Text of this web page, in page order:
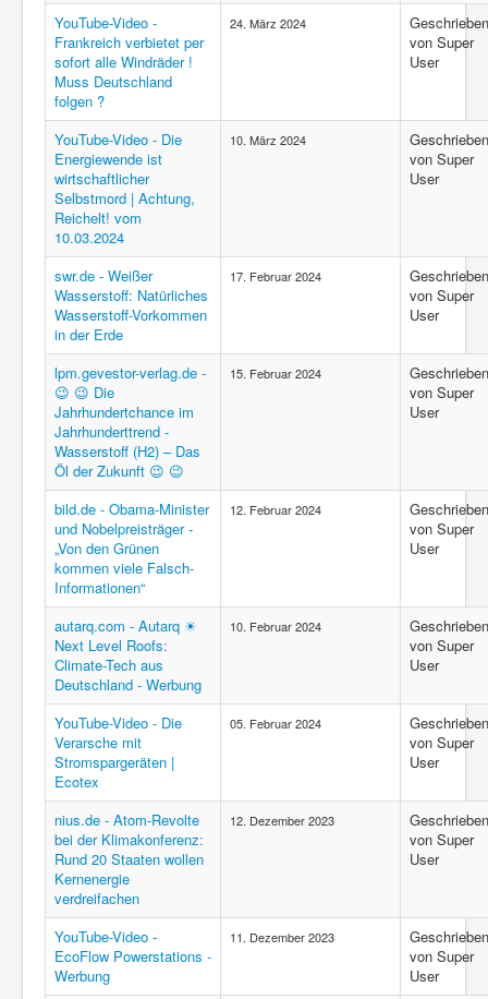
YouTube-Video -
Frankreich verbietet per
sofort alle Windräder !
Muss Deutschland
folgen ?
24. März 2024
Geschrieben
von Super
User
YouTube-Video - Die
Energiewende ist
wirtschaftlicher
Selbstmord | Achtung,
Reichelt! vom
10.03.2024
10. März 2024
Geschrieben
von Super
User
swr.de - Weißer
Wasserstoff: Natürliches
Wasserstoff-Vorkommen
in der Erde
17. Februar 2024
Geschrieben
von Super
User
lpm.gevestor-verlag.de -
😉 😉 Die
Jahrhundertchance im
Jahrhunderttrend -
Wasserstoff (H2) – Das
Öl der Zukunft 😉 😉
15. Februar 2024
Geschrieben
von Super
User
bild.de - Obama-Minister
und Nobelpreisträger -
„Von den Grünen
kommen viele Falsch-
Informationen“
12. Februar 2024
Geschrieben
von Super
User
autarq.com - Autarq ☀
Next Level Roofs:
Climate-Tech aus
Deutschland - Werbung
10. Februar 2024
Geschrieben
von Super
User
YouTube-Video - Die
Verarsche mit
Stromspargeräten |
Ecotex
05. Februar 2024
Geschrieben
von Super
User
nius.de - Atom-Revolte
bei der Klimakonferenz:
Rund 20 Staaten wollen
Kernenergie
verdreifachen
12. Dezember 2023
Geschrieben
von Super
User
YouTube-Video -
EcoFlow Powerstations -
Werbung
11. Dezember 2023
Geschrieben
von Super
User